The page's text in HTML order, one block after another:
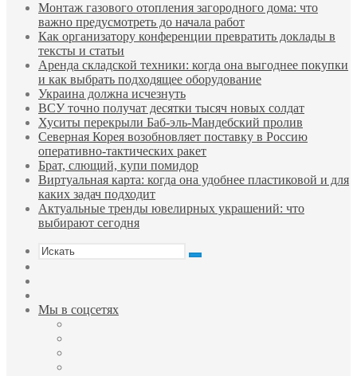
Монтаж газового отопления загородного дома: что
важно предусмотреть до начала работ
Как организатору конференции превратить доклады в
тексты и статьи
Аренда складской техники: когда она выгоднее покупки
и как выбрать подходящее оборудование
Украина должна исчезнуть
ВСУ точно получат десятки тысяч новых солдат
Хуситы перекрыли Баб-эль-Мандебский пролив
Северная Корея возобновляет поставку в Россию
оперативно-тактических ракет
Брат, слющий, купи помидор
Виртуальная карта: когда она удобнее пластиковой и для
каких задач подходит
Актуальные тренды ювелирных украшений: что
выбирают сегодня
Искать
Мы в соцсетях